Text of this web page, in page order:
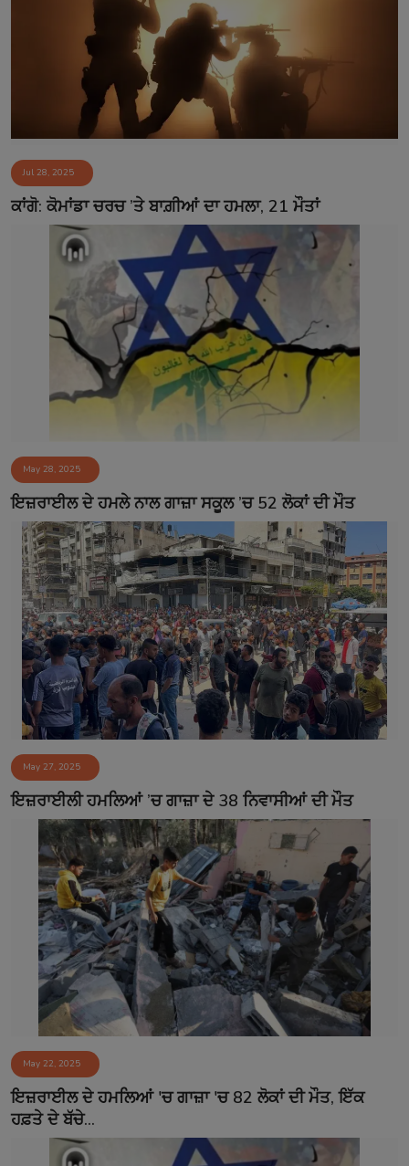
Jul 28, 2025
ਕਾਂਗੋ: ਕੋਮਾਂਡਾ ਚਰਚ ’ਤੇ ਬਾਗ਼ੀਆਂ ਦਾ ਹਮਲਾ, 21 ਮੌਤਾਂ
May 28, 2025
ਇਜ਼ਰਾਈਲ ਦੇ ਹਮਲੇ ਨਾਲ ਗਾਜ਼ਾ ਸਕੂਲ ’ਚ 52 ਲੋਕਾਂ ਦੀ ਮੌਤ
May 27, 2025
ਇਜ਼ਰਾਈਲੀ ਹਮਲਿਆਂ ’ਚ ਗਾਜ਼ਾ ਦੇ 38 ਨਿਵਾਸੀਆਂ ਦੀ ਮੌਤ
May 22, 2025
ਇਜ਼ਰਾਈਲ ਦੇ ਹਮਲਿਆਂ 'ਚ ਗਾਜ਼ਾ 'ਚ 82 ਲੋਕਾਂ ਦੀ ਮੌਤ, ਇੱਕ
ਹਫ਼ਤੇ ਦੇ ਬੱਚੇ...